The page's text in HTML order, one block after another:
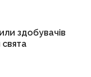
здобувачів
свята